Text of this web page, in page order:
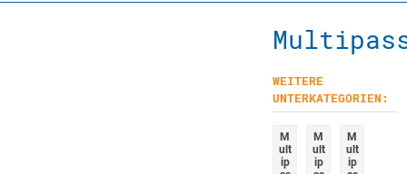
WEITERE
UNTERKATEGORIEN:
M
ult
ip
M
ult
ip
M
ult
ip